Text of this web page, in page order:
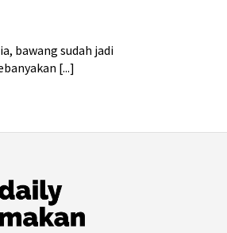
bawang sudah jadi
[...]